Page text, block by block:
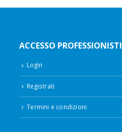
ACCESSO PROFESSIONISTI
Login
Registrati
Termini e condizioni